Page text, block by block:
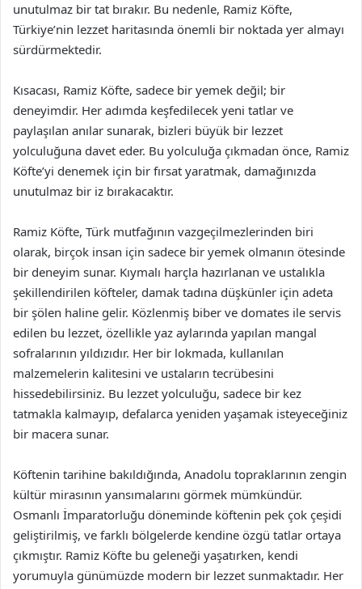
unutulmaz bir tat bırakır. Bu nedenle, Ramiz Köfte,
Türkiye’nin lezzet haritasında önemli bir noktada yer almayı
sürdürmektedir.
Kısacası, Ramiz Köfte, sadece bir yemek değil; bir
deneyimdir. Her adımda keşfedilecek yeni tatlar ve
paylaşılan anılar sunarak, bizleri büyük bir lezzet
yolculuğuna davet eder. Bu yolculuğa çıkmadan önce, Ramiz
Köfte’yi denemek için bir fırsat yaratmak, damağınızda
unutulmaz bir iz bırakacaktır.
Ramiz Köfte, Türk mutfağının vazgeçilmezlerinden biri
olarak, birçok insan için sadece bir yemek olmanın ötesinde
bir deneyim sunar. Kıymalı harçla hazırlanan ve ustalıkla
şekillendirilen köfteler, damak tadına düşkünler için adeta
bir şölen haline gelir. Közlenmiş biber ve domates ile servis
edilen bu lezzet, özellikle yaz aylarında yapılan mangal
sofralarının yıldızıdır. Her bir lokmada, kullanılan
malzemelerin kalitesini ve ustaların tecrübesini
hissedebilirsiniz. Bu lezzet yolculuğu, sadece bir kez
tatmakla kalmayıp, defalarca yeniden yaşamak isteyeceğiniz
bir macera sunar.
Köftenin tarihine bakıldığında, Anadolu topraklarının zengin
kültür mirasının yansımalarını görmek mümkündür.
Osmanlı İmparatorluğu döneminde köftenin pek çok çeşidi
geliştirilmiş, ve farklı bölgelerde kendine özgü tatlar ortaya
çıkmıştır. Ramiz Köfte bu geleneği yaşatırken, kendi
yorumuyla günümüzde modern bir lezzet sunmaktadır. Her